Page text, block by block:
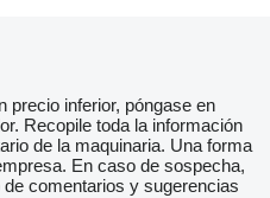
precio inferior, póngase en
Recopile toda la información
de la maquinaria. Una forma
En caso de sospecha,
comentarios y sugerencias